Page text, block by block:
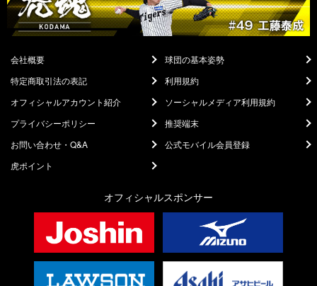
会社概要
球団の基本姿勢
特定商取引法の表記
利用規約
オフィシャルアカウント紹介
ソーシャルメディア利用規約
プライバシーポリシー
推奨端末
お問い合わせ・Q&A
公式モバイル会員登録
虎ポイント
オフィシャルスポンサー